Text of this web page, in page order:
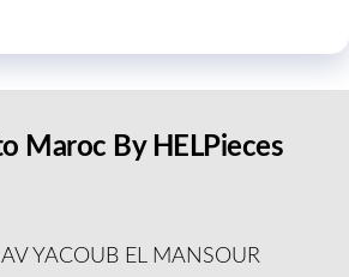
Maroc By HELPieces
YACOUB EL MANSOUR